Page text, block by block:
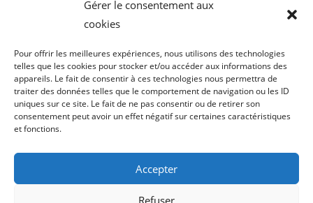
Gérer le consentement aux
cookies
Pour offrir les meilleures expériences, nous utilisons des technologies
telles que les cookies pour stocker et/ou accéder aux informations des
appareils. Le fait de consentir à ces technologies nous permettra de
traiter des données telles que le comportement de navigation ou les ID
uniques sur ce site. Le fait de ne pas consentir ou de retirer son
consentement peut avoir un effet négatif sur certaines caractéristiques
et fonctions.
Accepter
Refuser
mars 2022
septembre 2021
août 2021
Catégories